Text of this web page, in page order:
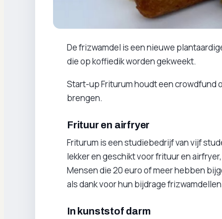
De frizwamdel is een nieuwe
die op koffiedik worden gekweekt.
Start-up Friturum houdt een crowdfund
brengen.
Frituur en airfryer
Friturum is een studiebedrijf van vijf
lekker en geschikt voor frituur en
Mensen die 20 euro of meer hebben
als dank voor hun bijdrage
In kunststof darm